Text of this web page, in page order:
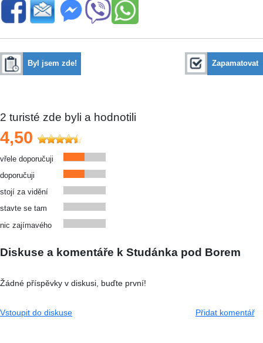
Byl jsem zde! Zapamatovat
2 turisté zde byli a hodnotili
4,50
vřele doporučuji
doporučuji
stojí za vidění
stavte se tam
nic zajímavého
Diskuse a komentáře k Studánka pod Borem
Žádné příspěvky v diskusi, buďte první!
Vstoupit do diskuse Přidat komentář